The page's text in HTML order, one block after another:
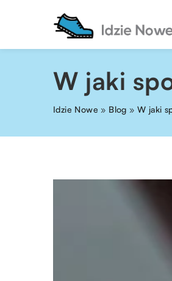
W jaki
Idzie Nowe » Blog »W jaki